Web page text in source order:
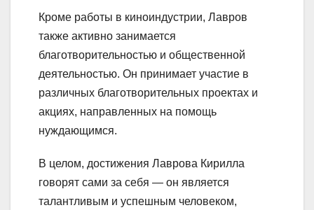
Кроме работы в киноиндустрии, Лавров
также активно занимается
благотворительностью и общественной
деятельностью. Он принимает участие в
различных благотворительных проектах и
акциях, направленных на помощь
нуждающимся.
В целом, достижения Лаврова Кирилла
говорят сами за себя — он является
талантливым и успешным человеком,